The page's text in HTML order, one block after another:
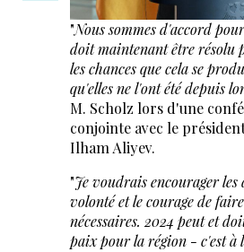
"Nous sommes d'accord
doit maintenant être résolu
les chances que cela se
qu'elles ne l'ont été depuis
M. Scholz lors d'une
conjointe avec le
Ilham Aliyev.
"Je voudrais encourager
volonté et le courage de
nécessaires. 2024 peut et
paix pour la région - c'est à